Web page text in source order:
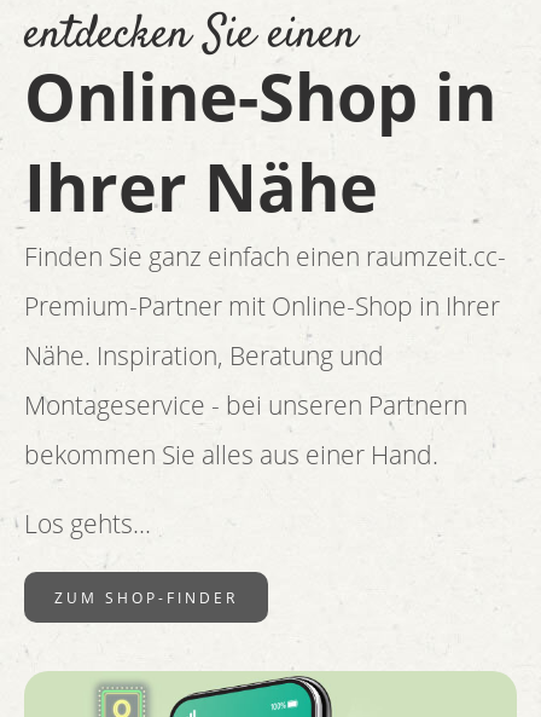
entdecken Sie einen
Online-Shop in
Ihrer Nähe
Finden Sie ganz einfach einen raumzeit.cc-
Premium-Partner mit Online-Shop in Ihrer
Nähe. Inspiration, Beratung und
Montageservice - bei unseren Partnern
bekommen Sie alles aus einer Hand.
Los gehts...
ZUM SHOP-FINDER